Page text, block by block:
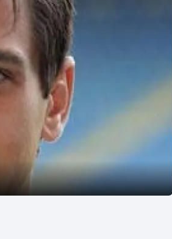
pětiboj
hry
volejbal